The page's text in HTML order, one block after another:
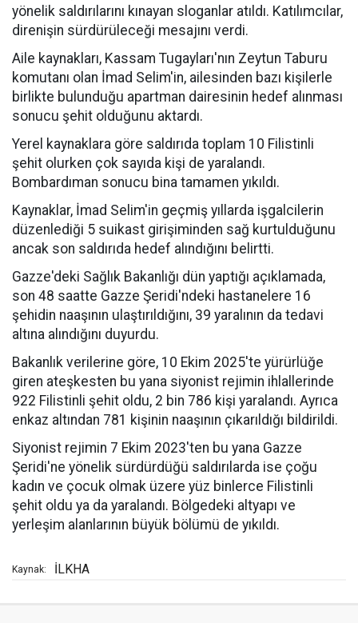
yönelik saldırılarını kınayan sloganlar atıldı. Katılımcılar,
direnişin sürdürüleceği mesajını verdi.
Aile kaynakları, Kassam Tugayları'nın Zeytun Taburu
komutanı olan İmad Selim'in, ailesinden bazı kişilerle
birlikte bulunduğu apartman dairesinin hedef alınması
sonucu şehit olduğunu aktardı.
Yerel kaynaklara göre saldırıda toplam 10 Filistinli
şehit olurken çok sayıda kişi de yaralandı.
Bombardıman sonucu bina tamamen yıkıldı.
Kaynaklar, İmad Selim'in geçmiş yıllarda işgalcilerin
düzenlediği 5 suikast girişiminden sağ kurtulduğunu
ancak son saldırıda hedef alındığını belirtti.
Gazze'deki Sağlık Bakanlığı dün yaptığı açıklamada,
son 48 saatte Gazze Şeridi'ndeki hastanelere 16
şehidin naaşının ulaştırıldığını, 39 yaralının da tedavi
altına alındığını duyurdu.
Bakanlık verilerine göre, 10 Ekim 2025'te yürürlüğe
giren ateşkesten bu yana siyonist rejimin ihlallerinde
922 Filistinli şehit oldu, 2 bin 786 kişi yaralandı. Ayrıca
enkaz altından 781 kişinin naaşının çıkarıldığı bildirildi.
Siyonist rejimin 7 Ekim 2023'ten bu yana Gazze
Şeridi'ne yönelik sürdürdüğü saldırılarda ise çoğu
kadın ve çocuk olmak üzere yüz binlerce Filistinli
şehit oldu ya da yaralandı. Bölgedeki altyapı ve
yerleşim alanlarının büyük bölümü de yıkıldı.
Kaynak: İLKHA